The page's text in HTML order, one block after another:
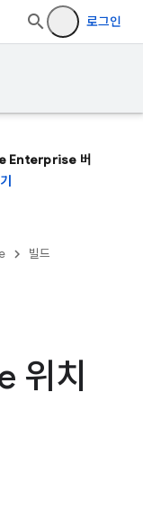
로그인
Enterprise 버
빌드
위치